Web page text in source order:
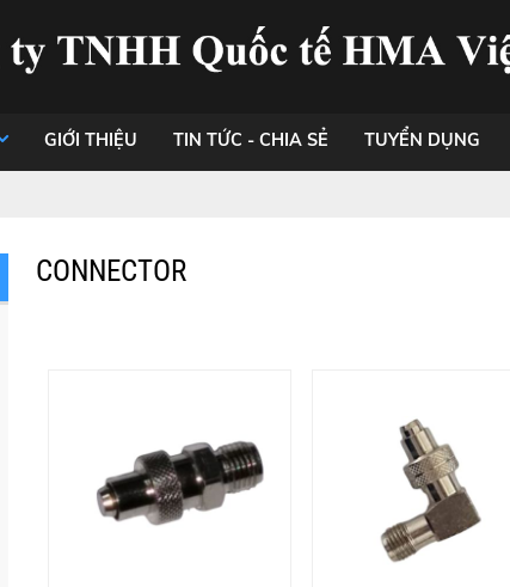
GIỚI THIỆU TIN TỨC - CHIA SẺ TUYỂN DỤNG
CONNECTOR